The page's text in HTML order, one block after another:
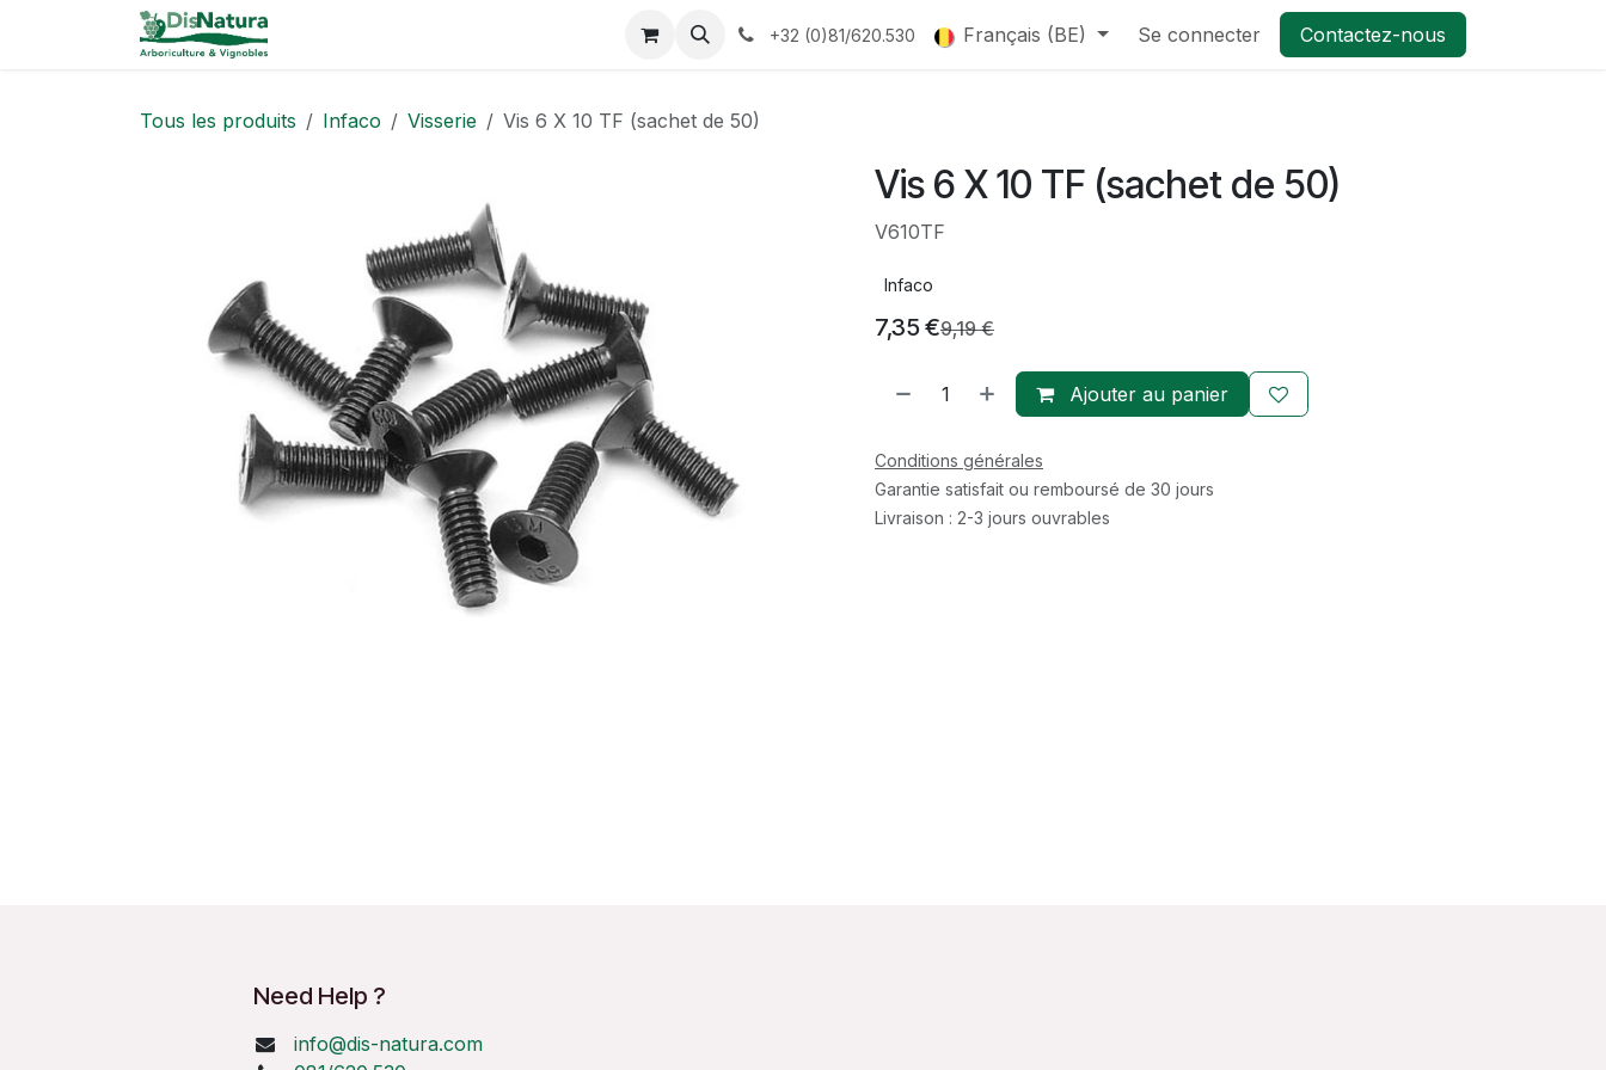
Se rendre au contenu
+32 (0)81/620.530 Français (BE) Se connecter Contactez-nous
Tous les produits Infaco Visserie Vis 6 X 10 TF (sachet de 50)
Vis 6 X 10 TF (sachet de 50)
V610TF
Infaco
7,35 €9,19€
Ajouter au panier
Conditions générales
Garantie satisfait ou remboursé de 30 jours
Livraison : 2-3 jours ouvrables
Need Help ?
info@dis-natura.com